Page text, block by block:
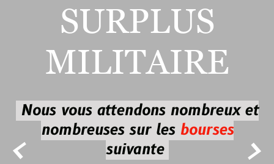
 
SURPLUS
MILITAIRE
Nous vous attendons nombreux et
nombreuses sur les bourses
suivante